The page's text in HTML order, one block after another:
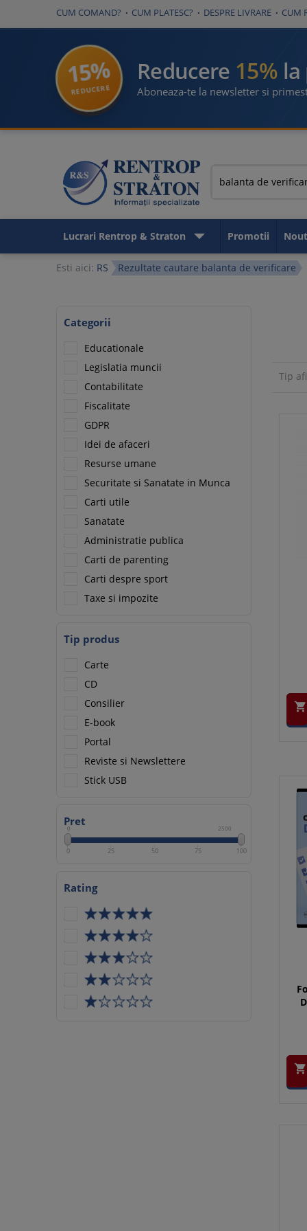
CUM COMAND? CUM PLATESC? DESPRE LIVRARE CUM
15%
REDUCERE
Reducere 15%
Aboneaza-te la newsletter si
Lucrari Rentrop & Straton Promotii
Esti aici: RS Rezultate cautare balanta de verificare
Categorii
Educationale
Legislatia muncii
Contabilitate
Fiscalitate
GDPR
Idei de afaceri
Resurse umane
Securitate si Sanatate in Munca
Carti utile
Sanatate
Administratie publica
Carti de parenting
Carti despre sport
Taxe si impozite
Tip produs
Carte
CD
Consilier
E-book
Portal
Reviste si Newslettere
Stick USB
Pret
0 2500
0 25 50 75 100
Rating
Tip

